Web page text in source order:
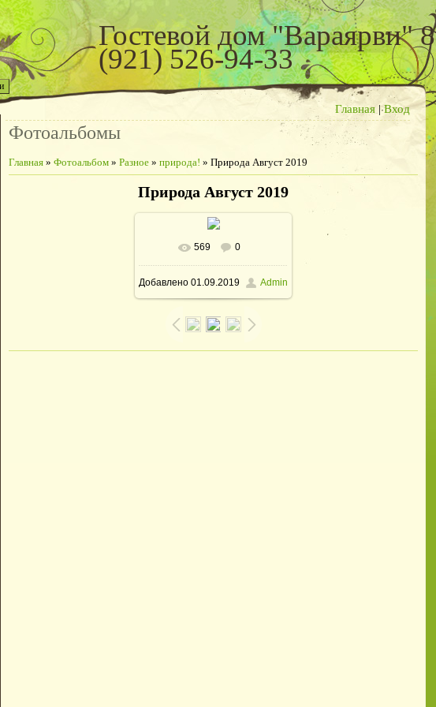
Гостевой дом "Вараярви" 8
(921) 526-94-33
Главная |Вход
Фотоальбомы
Главная » Фотоальбом » Разное » природа! » Природа Август 2019
Природа Август 2019
В реальном размере
960x1280/ 82.0Kb
569 0
Добавлено 01.09.2019 Admin